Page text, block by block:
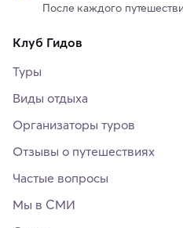
После каждого
Клуб Гидов
Туры
Виды отдыха
Организаторы туров
Отзывы о путешествиях
Частые вопросы
Мы в СМИ